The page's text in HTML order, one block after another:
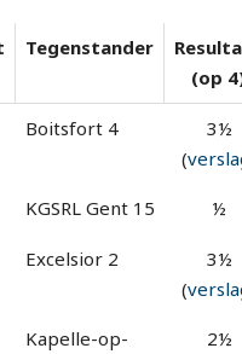
Tegenstander
(op
Boitsfort 4
3½
(
KGSRL Gent 15 ½
Excelsior 2
3½
(
Kapelle-op-
2½